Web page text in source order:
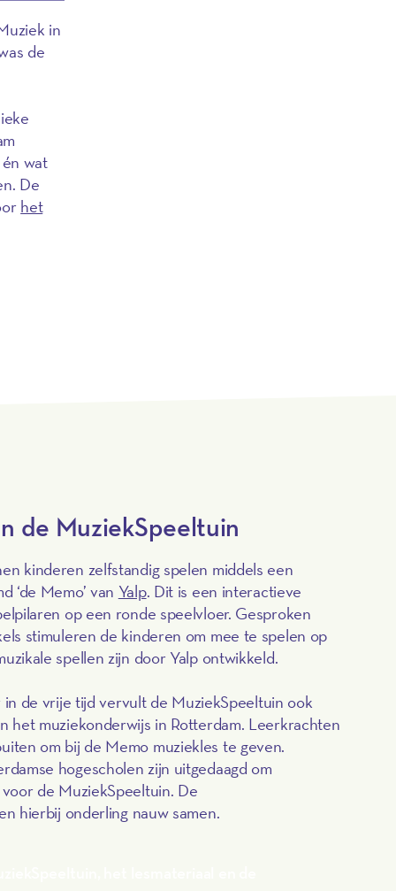
in
de
wat
De
het
de MuziekSpeeltuin
kinderen zelfstandig spelen middels een
‘de Memo’ van Yalp. Dit is een interactieve
op een ronde speelvloer. Gesproken
stimuleren de kinderen om mee te spelen op
spellen zijn door Yalp ontwikkeld.
in de vrije tijd vervult de MuziekSpeeltuin ook
het muziekonderwijs in Rotterdam. Leerkrachten
om bij de Memo muziekles te geven.
hogescholen zijn uitgedaagd om
de MuziekSpeeltuin. De
hierbij onderling nauw samen.